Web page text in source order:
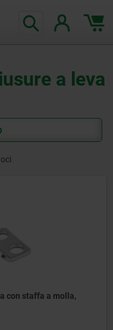
a leva
con staffa a molla,